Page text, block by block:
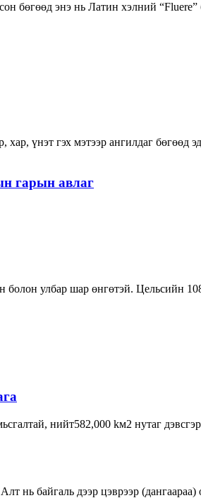
бөгөөд энэ нь Латин хэлний “Fluere”
үнэт гэх мэтээр ангилдаг бөгөөд
гарын авлаг
улбар шар өнгөтэй. Цельсийн
нийт582,000 kм2 нутаг
нь байгаль дээр цэврээр